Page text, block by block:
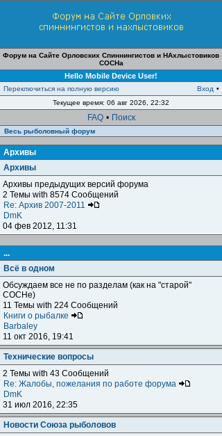
Форум на Сайте Орловских Спиннингистов и НАхлыстовиков
СОСНа
Hello Mobile Device User!
Переключиться на полную версию Вход •
Текущее время: 06 авг 2026, 22:32
FAQ • Поиск
Весь рыболовный форум
Архивы
Архивы
Архивы предыдущих версий форума
2 Темы with 8574 Сообщений
Re: Архив 2007-2011
DmK
04 фев 2012, 11:31
...
Всё в одном
Обсуждаем все не по разделам (как на "старой"
СОСНе)
11 Темы with 224 Сообщений
Книги о рыбалке
Barbaley
11 окт 2016, 19:41
Технические вопросы
2 Темы with 43 Сообщений
Re: Жалобы, пожелания по работе форума
DmK
31 июл 2016, 22:35
Новости Союза рыболовов